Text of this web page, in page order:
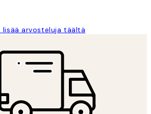
lisää arvosteluja täältä